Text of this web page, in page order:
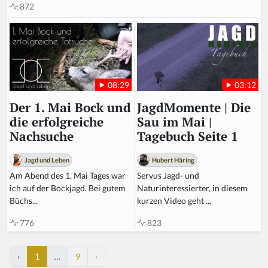
872
08:29
Der 1. Mai Bock und
die erfolgreiche
Nachsuche
Jagd und Leben
Am Abend des 1. Mai Tages war
ich auf der Bockjagd. Bei gutem
Büchs...
776
03:12
JagdMomente | Die
Sau im Mai |
Tagebuch Seite 1
Hubert Häring
Servus Jagd- und
Naturinteressierter, in diesem
kurzen Video geht ...
823
‹ 1 … 9 ›